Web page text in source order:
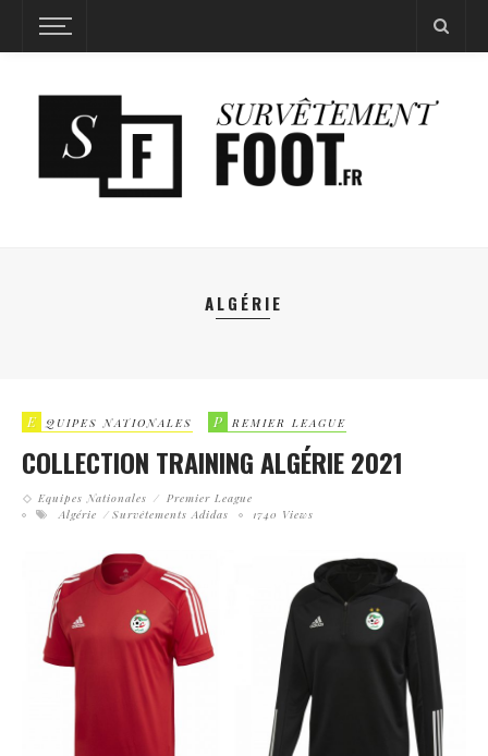
ALGÉRIE
E QUIPES NATIONALES P REMIER LEAGUE
COLLECTION TRAINING ALGÉRIE 2021
Equipes Nationales
Premier League
Algérie
Survêtements Adidas 1740 Views